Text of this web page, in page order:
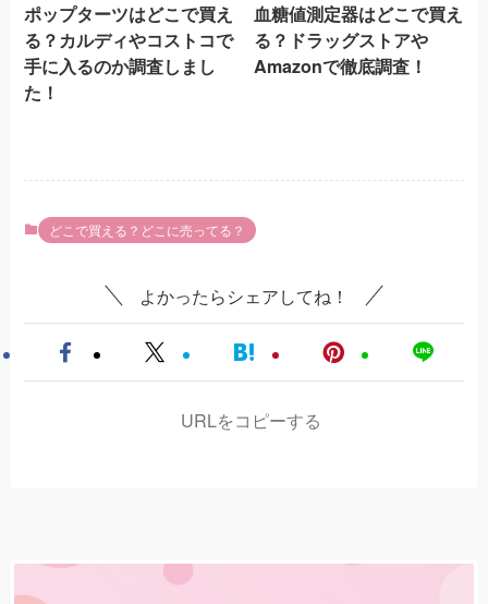
ポップターツはどこで買え
る？カルディやコストコで
手に入るのか調査しまし
た！
血糖値測定器はどこで買え
る？ドラッグストアや
Amazonで徹底調査！
どこで買える？どこに売ってる？
よかったらシェアしてね！
URLをコピーする